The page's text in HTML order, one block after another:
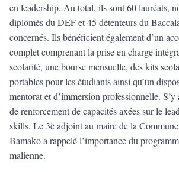
en leadership. Au total, ils sont 60 lauréats,
diplômés du DEF et 45 détenteurs du
concernés. Ils bénéficient également d’un
complet comprenant la prise en charge
scolarité, une bourse mensuelle, des kits
portables pour les étudiants ainsi qu’un
mentorat et d’immersion professionnelle. S’y
de renforcement de capacités axées sur le
skills. Le 3è adjoint au maire de la
Bamako a rappelé l’importance du
malienne.